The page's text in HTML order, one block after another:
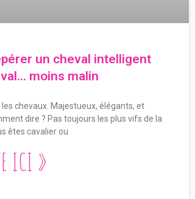
un cheval intelligent
moins malin
chevaux. Majestueux, élégants, et
dire ? Pas toujours les plus vifs de la
êtes cavalier ou
ICI »